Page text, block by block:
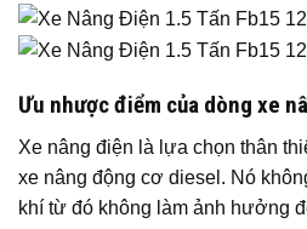
Ưu nhược điểm của dòng xe
Xe nâng điện là lựa chọn thân
xe nâng động cơ diesel. Nó
khí từ đó không làm ảnh hưởng